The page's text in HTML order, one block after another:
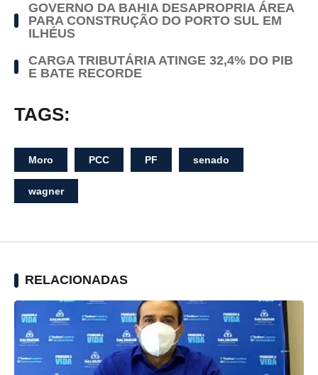
GOVERNO DA BAHIA DESAPROPRIA ÁREA
PARA CONSTRUÇÃO DO PORTO SUL EM
ILHÉUS
CARGA TRIBUTÁRIA ATINGE 32,4% DO PIB
E BATE RECORDE
TAGS:
Moro PCC PF senado
wagner
RELACIONADAS